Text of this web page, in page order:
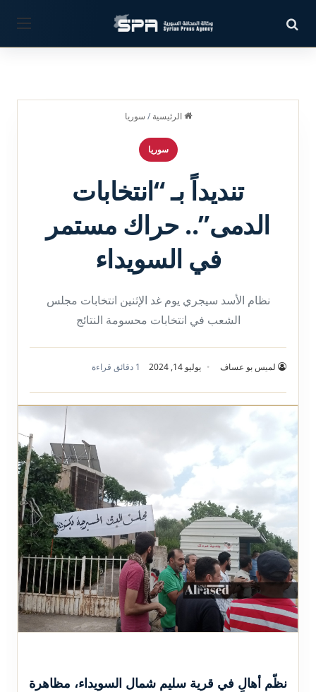
الرئيسية / سوريا
سوريا
تنديداً بـ “انتخابات
الدمى”.. حراك مستمر
في السويداء
نظام الأسد سيجري يوم غد الإثنين انتخابات مجلس
الشعب في انتخابات محسومة النتائج
لميس بو عساف يوليو 14, 2024 1 دقائق قراءة
نظّم أهالٍ في قرية سليم شمال السويداء، مظاهرة